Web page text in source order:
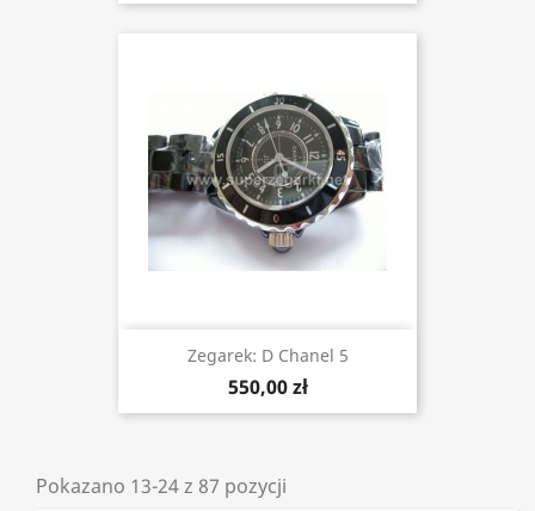
Zegarek: D Chanel 5
550,00 zł
Pokazano 13-24 z 87 pozycji